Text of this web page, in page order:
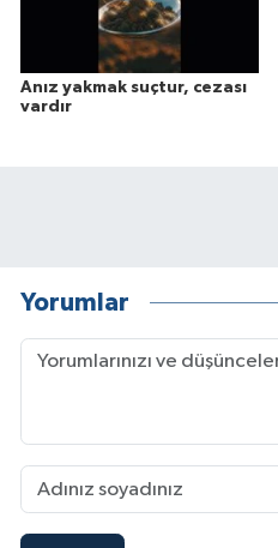
Anız yakmak suçtur, cezası
vardır
Yorumlar